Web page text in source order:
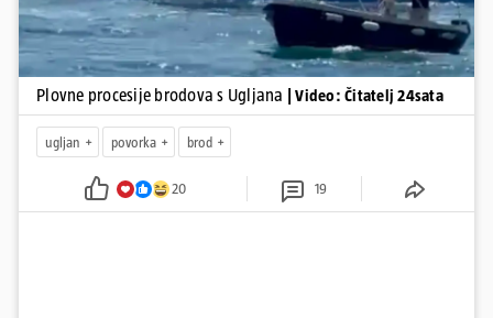
Plovne procesije brodova s Ugljana | Video: Čitatelj 24sata
ugljan povorka brod
20 19